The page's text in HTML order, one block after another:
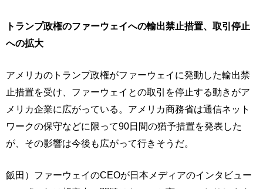
トランプ政権のファーウェイへの輸出禁止措置、取引停止
への拡大
アメリカのトランプ政権がファーウェイに発動した輸出禁
止措置を受け、ファーウェイとの取引を停止する動きがア
メリカ企業に広がっている。アメリカ商務省は通信ネット
ワークの保守などに限って90日間の猶予措置を発表した
が、その影響は今後も広がって行きそうだ。
飯田）ファーウェイのCEOが日本メディアのインタビュー